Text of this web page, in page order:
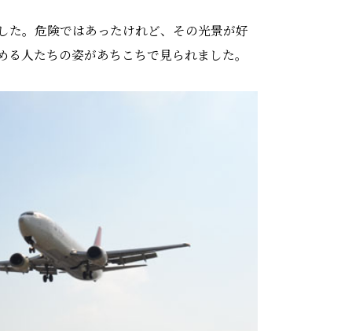
た。危険ではあったけれど、その光景が好
人たちの姿があちこちで見られました。